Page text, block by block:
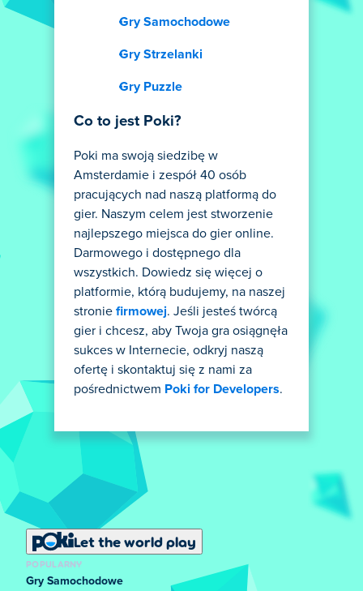
Gry Samochodowe
Gry Strzelanki
Gry Puzzle
Co to jest Poki?
Poki ma swoją siedzibę w
Amsterdamie i zespół 40 osób
pracujących nad naszą platformą do
gier. Naszym celem jest stworzenie
najlepszego miejsca do gier online.
Darmowego i dostępnego dla
wszystkich. Dowiedz się więcej o
platformie, którą budujemy, na naszej
stronie firmowej. Jeśli jesteś twórcą
gier i chcesz, aby Twoja gra osiągnęła
sukces w Internecie, odkryj naszą
ofertę i skontaktuj się z nami za
pośrednictwem Poki for Developers.
Let the world play
POPULARNY
Gry Samochodowe